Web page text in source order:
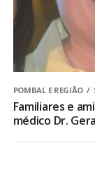
POMBAL E REGIÃO
Familiares e
médico Dr.